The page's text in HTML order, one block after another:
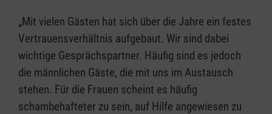
„Mit vielen Gästen hat sich über die Jahre ein festes
Vertrauensverhältnis aufgebaut. Wir sind dabei
wichtige Gesprächspartner. Häufig sind es jedoch
die männlichen Gäste, die mit uns im Austausch
stehen. Für die Frauen scheint es häufig
schambehafteter zu sein, auf Hilfe angewiesen zu